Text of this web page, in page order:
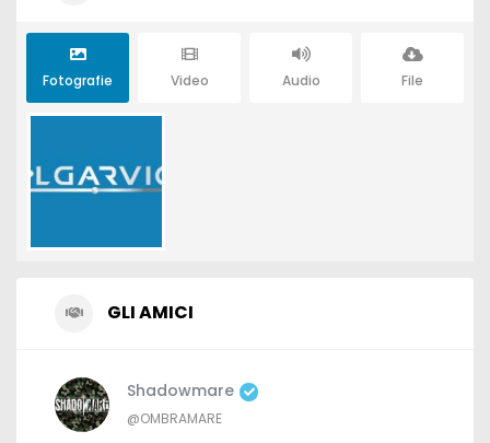
Fotografie Video Audio File
GLI AMICI
Shadowmare
@OMBRAMARE